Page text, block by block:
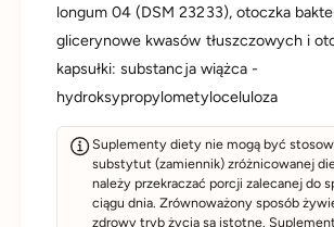
longum 04 (DSM 23233), otoczka
glicerynowe kwasów tłuszczowych i
kapsułki: substancja wiążca -
hydroksypropylometyloceluloza
Suplementy diety nie mogą być
substytut (zamiennik) zróżnicowanej
należy przekraczać porcji zalecanej do
ciągu dnia. Zrównoważony sposób
zdrowy tryb życia są istotne.